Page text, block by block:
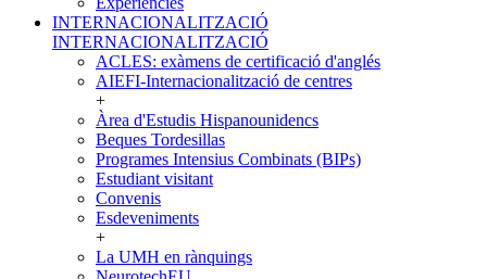
INTERNACIONALITZACIÓ
INTERNACIONALITZACIÓ
ACLES: exàmens de certificació d'anglés
AIEFI-Internacionalització de centres
+
Àrea d'Estudis Hispanounidencs
Beques Tordesillas
Programes Intensius Combinats (BIPs)
Estudiant visitant
Convenis
Esdeveniments
+
La UMH en rànquings